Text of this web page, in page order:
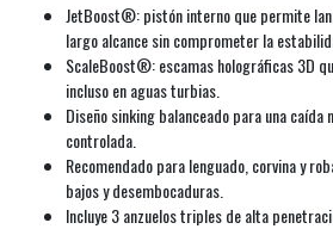
JetBoost®: pistón interno que permite
largo alcance sin comprometer la
ScaleBoost®: escamas holográficas 3D
incluso en aguas turbias.
Diseño sinking balanceado para una caída
controlada.
Recomendado para lenguado, corvina y
bajos y desembocaduras.
Incluye 3 anzuelos triples de alta